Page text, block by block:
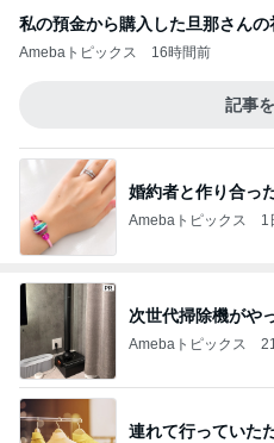
私の預金から購入した旦那さんの
Amebaトピックス 16時間前
記事
婚約者と作り合っ
Amebaトピックス 1
次世代掃除機がや
Amebaトピックス
連れて行っていた